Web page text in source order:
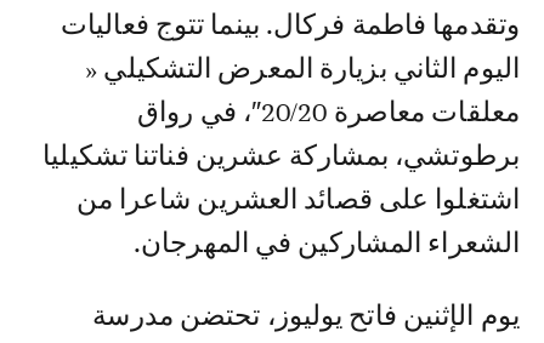
وتقدمها فاطمة فركال. بينما تتوج فعاليات
اليوم الثاني بزيارة المعرض التشكيلي «
معلقات معاصرة 20/20″، في رواق
برطوتشي، بمشاركة عشرين فناتنا تشكيليا
اشتغلوا على قصائد العشرين شاعرا من
الشعراء المشاركين في المهرجان.
يوم الإثنين فاتح يوليوز، تحتضن مدرسة